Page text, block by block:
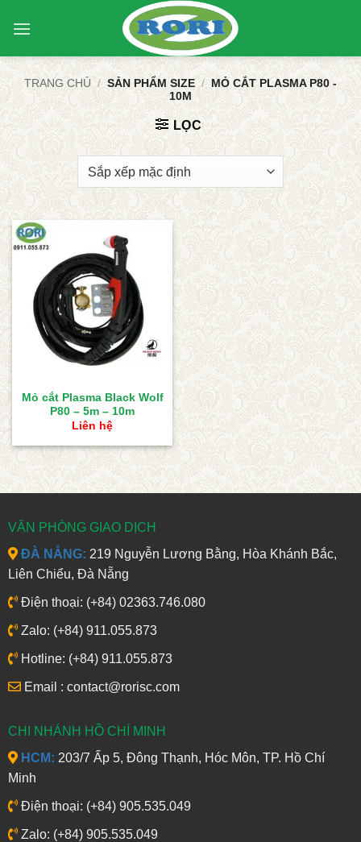
qua
dung
TRANG CHỦ / SẢN PHẨM SIZE / MỎ CẮT PLASMA P80 -
10M
LỌC
Mỏ cắt Plasma Black Wolf
P80 – 5m – 10m
Liên hệ
VĂN PHÒNG GIAO DỊCH
ĐÀ NẴNG: 219 Nguyễn Lương Bằng, Hòa Khánh Bắc,
Liên Chiểu, Đà Nẵng
Điện thoại: (+84) 02363.746.080
Zalo: (+84) 911.055.873
Hotline: (+84) 911.055.873
Email : contact@rorisc.com
CHI NHÁNH HỒ CHÍ MINH
HCM: 203/7 Ấp 5, Đông Thạnh, Hóc Môn, TP. Hồ Chí
Minh
Điện thoại: (+84) 905.535.049
Zalo: (+84) 905.535.049